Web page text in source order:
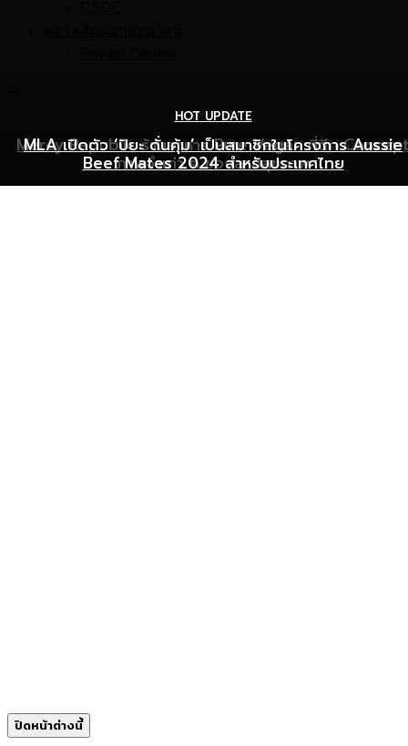
MARKETING
เริ่มต้นเปิดธุรกิจร้านอาหารอย่างไร ให้ร้านเป็นที่รู้จักยอดขาย
พุ่ง
HOT UPDATE
Mercy Republic ร้านอาหาร Pure Vegan ที่ฉีก
ภาพจำเก่า ๆ ของสายสุขภาพ
HOT UPDATE
MLA เปิดตัว ‘ปิยะ ดั่นคุ้ม’ เป็นสมาชิกในโครงการ Aussie
Beef Mates 2024 สำหรับประเทศไทย
ปิดหน้าต่างนี้